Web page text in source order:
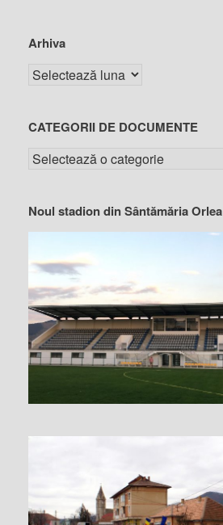
Arhiva
CATEGORII DE DOCUMENTE
Noul stadion din Sântămăria Orlea